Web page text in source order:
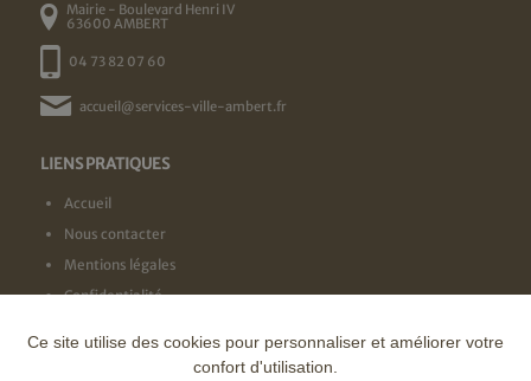
Mairie - Boulevard Henri IV
63600 AMBERT
04 73 82 07 60
accueil@services-ville-ambert.fr
LIENS PRATIQUES
Accueil
Nous contacter
Mentions légales
Confidentialité
NOS LABELS
Ce site utilise des cookies pour personnaliser et améliorer votre
confort d'utilisation.